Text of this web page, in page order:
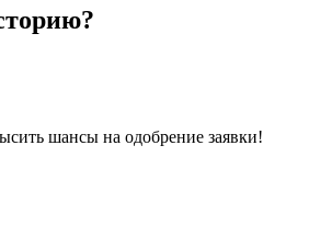
шансы на одобрение заявки!